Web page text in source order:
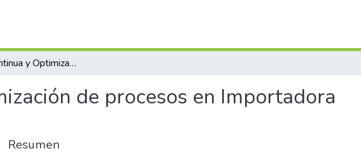
Mejora Continua y Optimización de procesos en Importadora Tomebamba S.A (ITSA)
de procesos en Importadora
Resumen